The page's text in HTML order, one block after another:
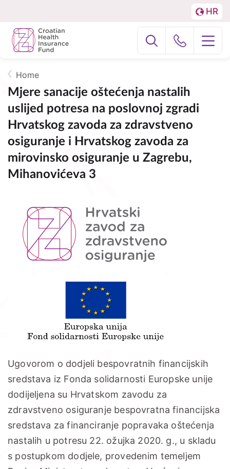
Podjela
na
Fizičke
osobe
i
Poslovne
subjekte
HR
Breadcrumb
Home
Mjere sanacije oštećenja nastalih
uslijed potresa na poslovnoj zgradi
Hrvatskog zavoda za zdravstveno
osiguranje i Hrvatskog zavoda za
mirovinsko osiguranje u Zagrebu,
Mihanovićeva 3
Ugovorom o dodjeli bespovratnih financijskih
sredstava iz Fonda solidarnosti Europske unije
dodijeljena su Hrvatskom zavodu za
zdravstveno osiguranje bespovratna financijska
sredstava za financiranje popravaka oštećenja
nastalih u potresu 22. ožujka 2020. g., u skladu
s postupkom dodjele, provedenim temeljem
EFZagreb2024